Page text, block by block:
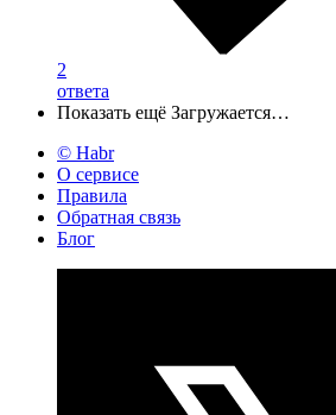
2
ответа
Показать ещё Загружается…
© Habr
О сервисе
Правила
Обратная связь
Блог